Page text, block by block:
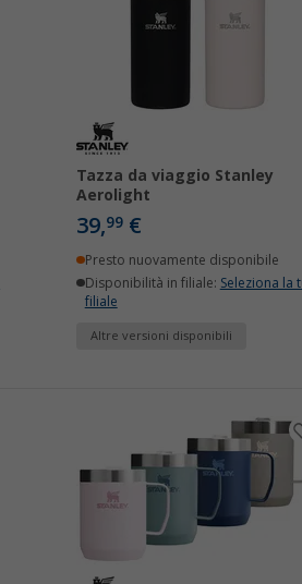
Tazza da viaggio Stanley
Aerolight
39,99 €
Presto nuovamente disponibile
Disponibilità in filiale: Seleziona la
filiale
Altre versioni disponibili